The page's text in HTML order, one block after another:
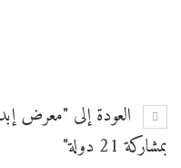
العودة إلى "معرض
بمشاركة 21 دولة"